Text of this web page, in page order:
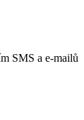
SMS a e-mailů